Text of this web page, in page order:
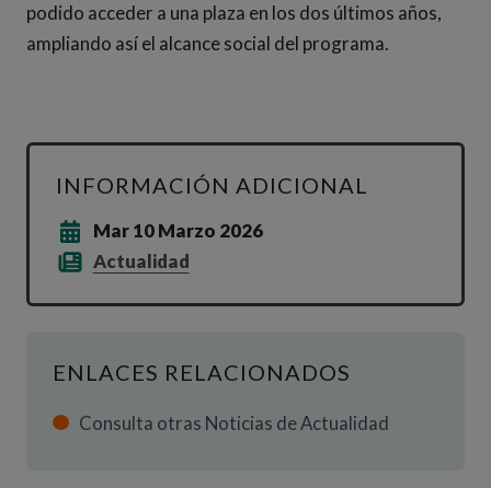
podido acceder a una plaza en los dos últimos años,
ampliando así el alcance social del programa.
INFORMACIÓN ADICIONAL
Mar 10 Marzo 2026
Actualidad
ENLACES RELACIONADOS
Consulta otras Noticias de Actualidad